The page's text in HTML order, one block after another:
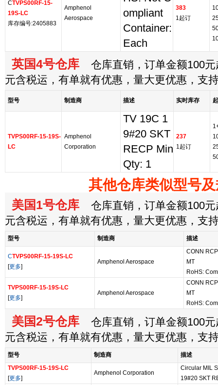
CTVPS00RF-15-
19S-LC
库存编号:2405883
Amphenol
Aerospace
ompliant
Container:
Each
383
1起订
英国4号仓库 仓库直销，订单金额100元
元含税运，有单就有优惠，量大更优惠，支
型号 制造商 描述 实时库存
TVPS00RF-15-19S-
LC
Amphenol
Corporation
TV 19C 1
9#20 SKT
RECP Min
Qty: 1
237
1起订
其他仓库类似型号
美国1号仓库 仓库直销，订单金额100元
元含税运，有单就有优惠，量大更优惠，支
型号 制造商 描述
CTVPS00RF-15-19S-LC
[更多]
Amphenol Aerospace
CONN
MT
RoHS:
TVPS00RF-15-19S-LC
[更多]
Amphenol Aerospace
CONN
MT
RoHS:
美国2号仓库 仓库直销，订单金额100元
元含税运，有单就有优惠，量大更优惠，支
型号 制造商
描述
TVPS00RF-15-19S-LC
[更多]
Amphenol Corporation
Circular MIL
19#20 SKT